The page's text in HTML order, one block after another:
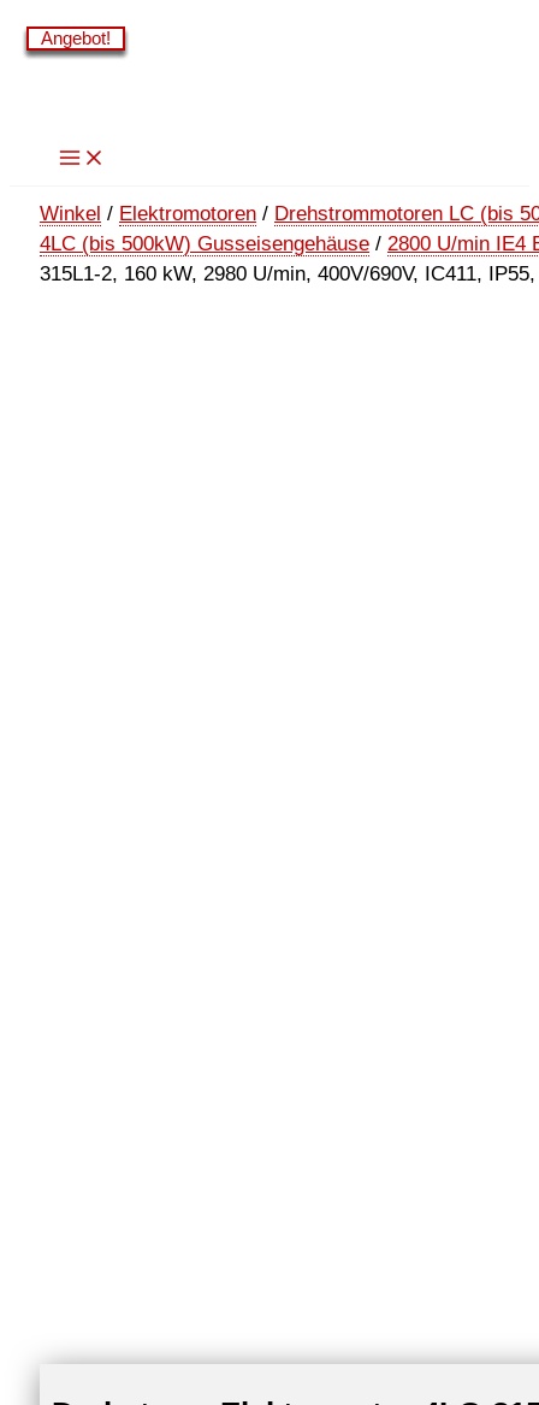
Zum
Inhalt
Winkel / Elektromotoren / Drehstrommotoren LC (bis
4LC (bis 500kW) Gusseisengehäuse / 2800 U/min IE4
315L1-2, 160 kW, 2980 U/min, 400V/690V, IC411,
Angebot!
Angebot!
Angebot!
Angebot!
Angebot!
Angebot!